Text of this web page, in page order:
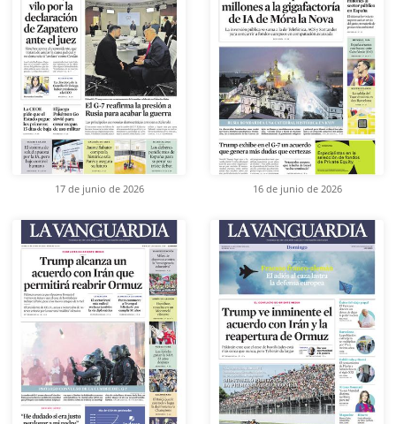
17 de junio de 2026 16 de junio de 2026